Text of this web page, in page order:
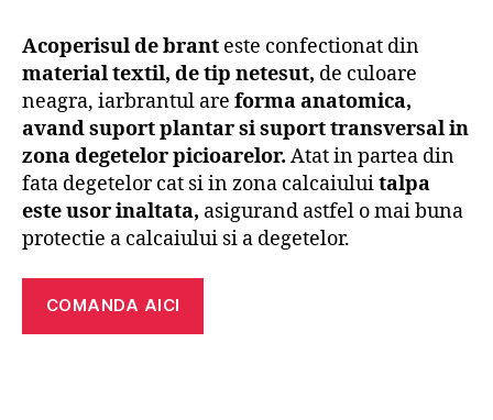
Acoperisul de brant este confectionat din
material textil, de tip netesut, de culoare
neagra, iarbrantul are forma anatomica,
avand suport plantar si suport transversal in
zona degetelor picioarelor. Atat in partea din
fata degetelor cat si in zona calcaiuluitalpa
este usor inaltata, asigurand astfel o mai buna
protectie a calcaiului si a degetelor.
COMANDA AICI